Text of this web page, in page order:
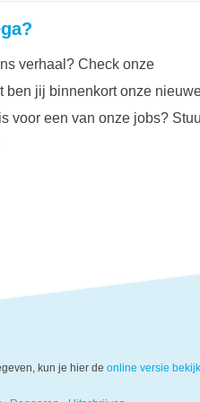
verhaal? Check onze
ben jij binnenkort onze
voor een van onze jobs?
kun je hier de online versie